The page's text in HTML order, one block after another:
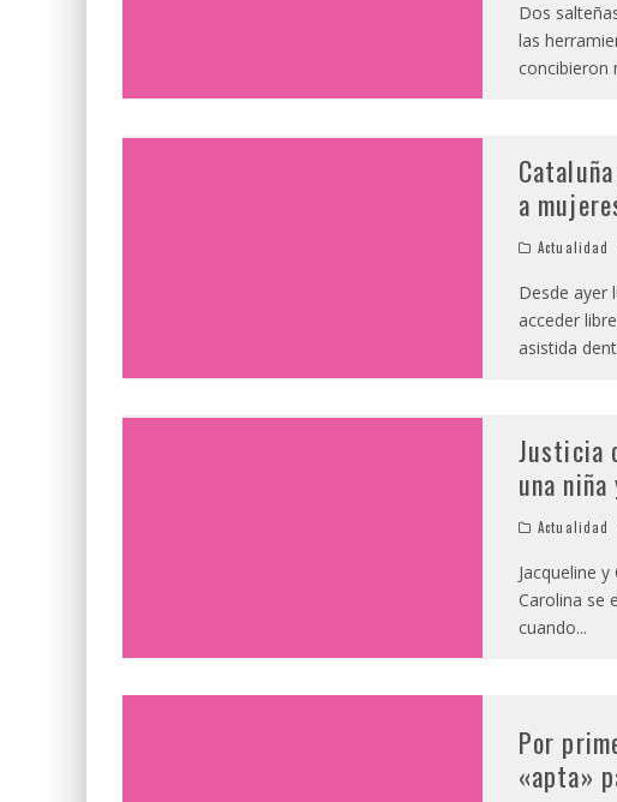
Dos
las
concibieron
a
Actualidad
Desde ayer
acceder
asistida
Justicia
una
Actualidad
Jacqueline
Carolina se
cuando...
Por
«apta»